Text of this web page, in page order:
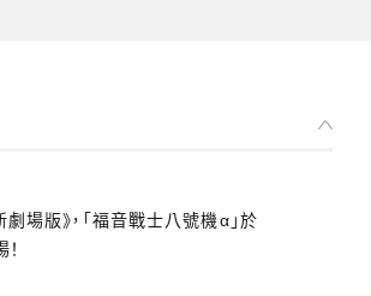
場版》，「福音戰士八號機α」於